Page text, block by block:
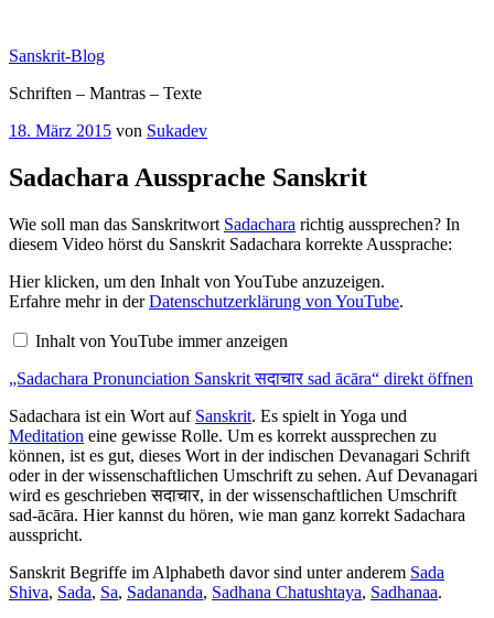
springen
Sanskrit-Blog
Schriften – Mantras – Texte
Veröffentlicht
18. März 2015 von Sukadev
Sadachara Aussprache Sanskrit
Wie soll man das Sanskritwort Sadachara richtig aussprechen? In
diesem Video hörst du Sanskrit Sadachara korrekte Aussprache:
„Sadachara
Pronunciation
Sanskrit
sad
von
anzeigen
Hier klicken, um den Inhalt von YouTube anzuzeigen.
Erfahre mehr in derDatenschutzerklärung von YouTube.
Inhalt von YouTube immer anzeigen
„Sadachara Pronunciation Sanskrit सदाचार sad ācāra“ direkt öffnen
Sadachara ist ein Wort auf Sanskrit. Es spielt in Yoga und
Meditation eine gewisse Rolle. Um es korrekt aussprechen zu
können, ist es gut, dieses Wort in der indischen Devanagari Schrift
oder in der wissenschaftlichen Umschrift zu sehen. Auf Devanagari
wird es geschrieben सदाचार, in der wissenschaftlichen Umschrift
sad-ācāra. Hier kannst du hören, wie man ganz korrekt Sadachara
ausspricht.
Sanskrit Begriffe im Alphabeth davor sind unter anderem Sada
Shiva, Sada, Sa, Sadananda, Sadhana Chatushtaya, Sadhanaa.